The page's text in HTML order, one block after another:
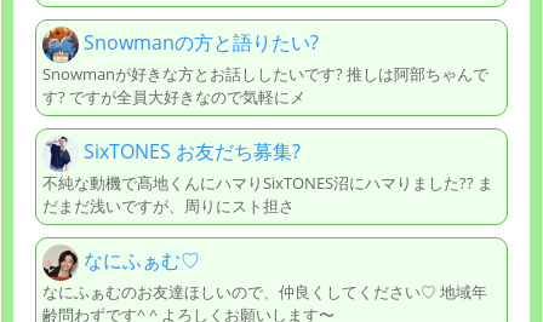
Snowmanの方と語りたい?
Snowmanが好きな方とお話ししたいです? 推しは阿部ちゃんで
す? ですが全員大好きなので気軽にメ
SixTONES お友だち募集?
不純な動機で髙地くんにハマりSixTONES沼にハマりました?? ま
だまだ浅いですが、周りにスト担さ
なにふぁむ♡
なにふぁむのお友達ほしいので、仲良くしてください♡ 地域年
齢問わずです^ ^ よろしくお願いします〜